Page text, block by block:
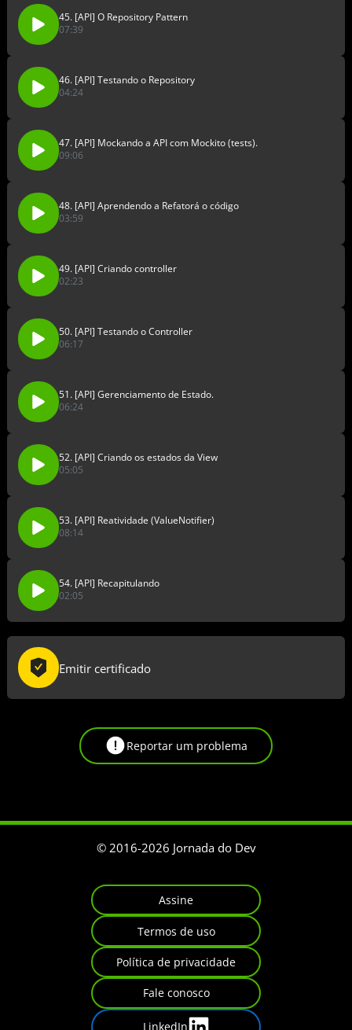
45. [API] O Repository Pattern
07:39
46. [API] Testando o Repository
04:24
47. [API] Mockando a API com Mockito (tests).
09:06
48. [API] Aprendendo a Refatorá o código
03:59
49. [API] Criando controller
02:23
50. [API] Testando o Controller
06:17
51. [API] Gerenciamento de Estado.
06:24
52. [API] Criando os estados da View
05:05
53. [API] Reatividade (ValueNotifier)
08:14
54. [API] Recapitulando
02:05
Emitir certificado
Reportar um problema
© 2016-2026 Jornada do Dev
Assine
Termos de uso
Política de privacidade
Fale conosco
LinkedIn